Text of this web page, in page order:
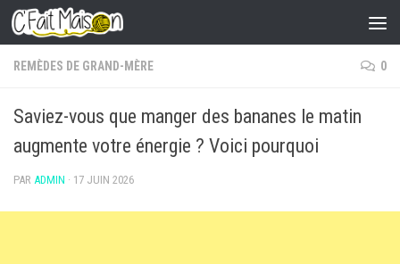
Skip to content
REMÈDES DE GRAND-MÈRE 0
Saviez-vous que manger des bananes le matin
augmente votre énergie ? Voici pourquoi
PAR ADMIN · 17 JUIN 2026